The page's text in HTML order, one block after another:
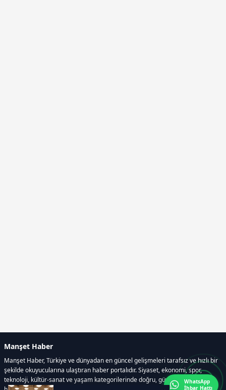
Manşet Haber
Manşet Haber, Türkiye ve dünyadan en güncel gelişmeleri tarafsız ve hızlı bir
şekilde okuyucularına ulaştıran haber portalıdır. Siyaset, ekonomi, spor,
teknoloji, kültür-sanat ve yaşam kategorilerinde doğru, güvenilir ve anlık
WhatsApp
İhbar Hattı